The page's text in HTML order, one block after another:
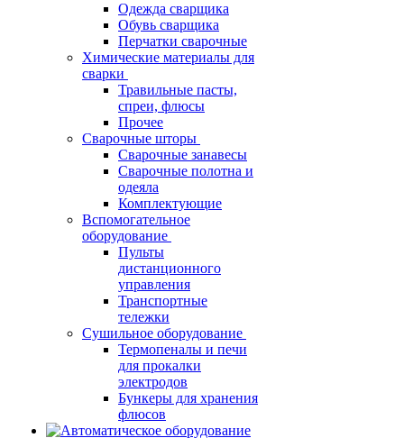
Одежда сварщика
Обувь сварщика
Перчатки сварочные
Химические материалы для
сварки
Травильные пасты,
спреи, флюсы
Прочее
Сварочные шторы
Сварочные занавесы
Сварочные полотна и
одеяла
Комплектующие
Вспомогательное
оборудование
Пульты
дистанционного
управления
Транспортные
тележки
Сушильное оборудование
Термопеналы и печи
для прокалки
электродов
Бункеры для хранения
флюсов